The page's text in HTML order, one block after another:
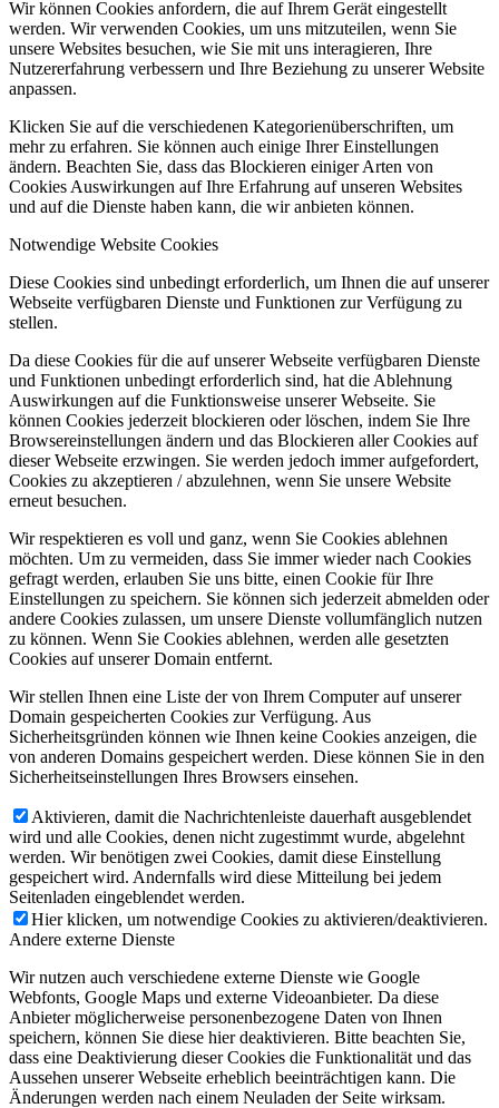
Wir können Cookies anfordern, die auf Ihrem Gerät eingestellt
werden. Wir verwenden Cookies, um uns mitzuteilen, wenn Sie
unsere Websites besuchen, wie Sie mit uns interagieren, Ihre
Nutzererfahrung verbessern und Ihre Beziehung zu unserer Website
anpassen.
Klicken Sie auf die verschiedenen Kategorienüberschriften, um
mehr zu erfahren. Sie können auch einige Ihrer Einstellungen
ändern. Beachten Sie, dass das Blockieren einiger Arten von
Cookies Auswirkungen auf Ihre Erfahrung auf unseren Websites
und auf die Dienste haben kann, die wir anbieten können.
Notwendige Website Cookies
Diese Cookies sind unbedingt erforderlich, um Ihnen die auf unserer
Webseite verfügbaren Dienste und Funktionen zur Verfügung zu
stellen.
Da diese Cookies für die auf unserer Webseite verfügbaren Dienste
und Funktionen unbedingt erforderlich sind, hat die Ablehnung
Auswirkungen auf die Funktionsweise unserer Webseite. Sie
können Cookies jederzeit blockieren oder löschen, indem Sie Ihre
Browsereinstellungen ändern und das Blockieren aller Cookies auf
dieser Webseite erzwingen. Sie werden jedoch immer aufgefordert,
Cookies zu akzeptieren / abzulehnen, wenn Sie unsere Website
erneut besuchen.
Wir respektieren es voll und ganz, wenn Sie Cookies ablehnen
möchten. Um zu vermeiden, dass Sie immer wieder nach Cookies
gefragt werden, erlauben Sie uns bitte, einen Cookie für Ihre
Einstellungen zu speichern. Sie können sich jederzeit abmelden oder
andere Cookies zulassen, um unsere Dienste vollumfänglich nutzen
zu können. Wenn Sie Cookies ablehnen, werden alle gesetzten
Cookies auf unserer Domain entfernt.
Wir stellen Ihnen eine Liste der von Ihrem Computer auf unserer
Domain gespeicherten Cookies zur Verfügung. Aus
Sicherheitsgründen können wie Ihnen keine Cookies anzeigen, die
von anderen Domains gespeichert werden. Diese können Sie in den
Sicherheitseinstellungen Ihres Browsers einsehen.
Aktivieren, damit die Nachrichtenleiste dauerhaft ausgeblendet
wird und alle Cookies, denen nicht zugestimmt wurde, abgelehnt
werden. Wir benötigen zwei Cookies, damit diese Einstellung
gespeichert wird. Andernfalls wird diese Mitteilung bei jedem
Seitenladen eingeblendet werden.
Hier klicken, um notwendige Cookies zu aktivieren/deaktivieren.
Andere externe Dienste
Wir nutzen auch verschiedene externe Dienste wie Google
Webfonts, Google Maps und externe Videoanbieter. Da diese
Anbieter möglicherweise personenbezogene Daten von Ihnen
speichern, können Sie diese hier deaktivieren. Bitte beachten Sie,
dass eine Deaktivierung dieser Cookies die Funktionalität und das
Aussehen unserer Webseite erheblich beeinträchtigen kann. Die
Änderungen werden nach einem Neuladen der Seite wirksam.